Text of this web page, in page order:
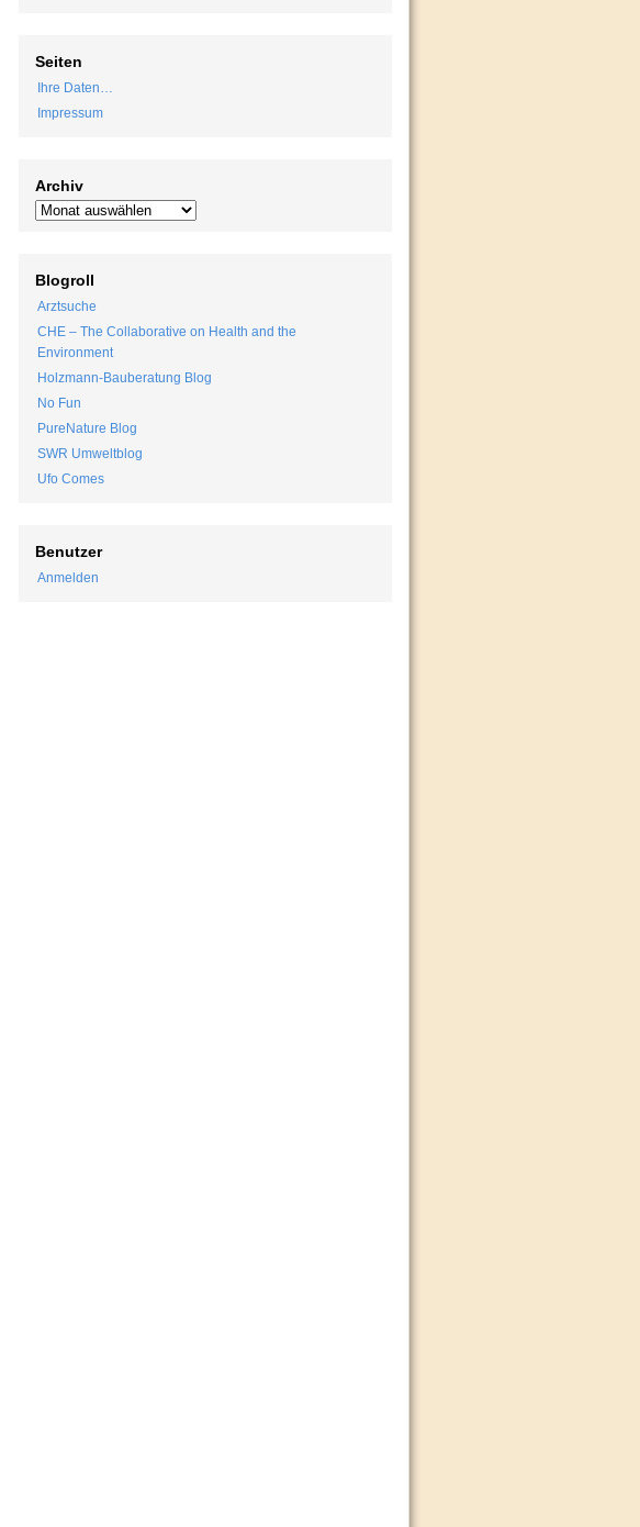
Seiten
Ihre Daten…
Impressum
Archiv
Blogroll
Arztsuche
CHE – The Collaborative on Health and the
Environment
Holzmann-Bauberatung Blog
No Fun
PureNature Blog
SWR Umweltblog
Ufo Comes
Benutzer
Anmelden